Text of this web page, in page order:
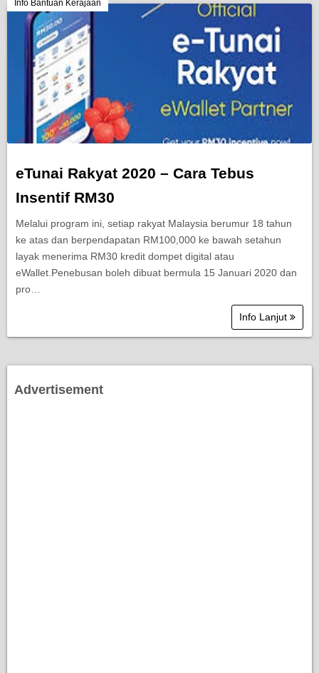
Kerjaya
Biasiswa
Pendidikan
Info Bantuan Kerajaan
eTunai Rakyat 2020 – Cara Tebus
Insentif RM30
Melalui program ini, setiap rakyat Malaysia berumur 18 tahun
ke atas dan berpendapatan RM100,000 ke bawah setahun
layak menerima RM30 kredit dompet digital atau
eWallet.Penebusan boleh dibuat bermula 15 Januari 2020 dan
pro…
Info Lanjut
Advertisement